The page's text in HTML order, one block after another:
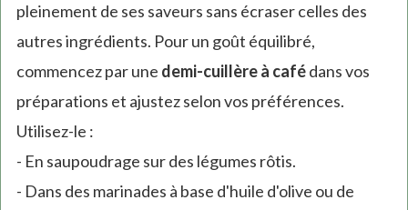
pleinement de ses saveurs sans écraser celles des
autres ingrédients. Pour un goût équilibré,
commencez par une demi-cuillère à cafédans vos
préparations et ajustez selon vos préférences.
Utilisez-le :
- En saupoudrage sur des légumes rôtis.
- Dans des marinades à base d'huile d'olive ou de